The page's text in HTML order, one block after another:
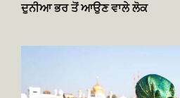
ਦੁਨੀਆ ਭਰ ਤੋਂ ਆਉਣ ਵਾਲੇ ਲੋਕ